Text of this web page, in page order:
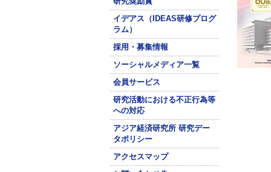
イデアス（IDEAS研修プログ
ラム）
採用・募集情報
ソーシャルメディア一覧
会員サービス
研究活動における不正行為等
への対応
アジア経済研究所 研究デー
タポリシー
アクセスマップ